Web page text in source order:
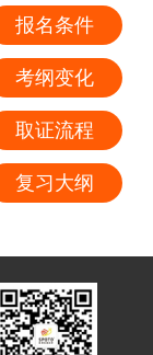
报名条件
考纲变化
取证流程
复习大纲